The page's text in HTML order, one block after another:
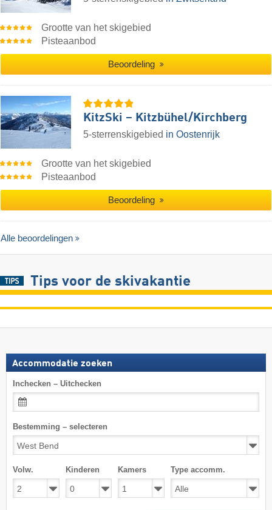
Grootte van het skigebied
Pisteaanbod
Beoordeling
KitzSki – Kitzbühel/​Kirchberg
5-sterrenskigebied in Oostenrijk
Grootte van het skigebied
Pisteaanbod
Beoordeling
Alle beoordelingen
Tips voor de skivakantie
Accommodatie zoeken
Inchecken – Uitchecken
Bestemming – selecteren
Volw. Kinderen Kamers Type accomm.